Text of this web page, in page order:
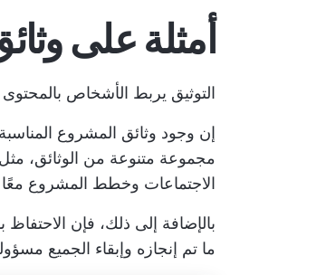
أمثلة على
التوثيق يربط الأشخاص
إن وجود وثائق المشروع
مجموعة متنوعة من الوثائق، مثل
الاجتماعات وخطط المشروع معًا
بالإضافة إلى ذلك، فإن
ما تم إنجازه وإبقاء الجميع